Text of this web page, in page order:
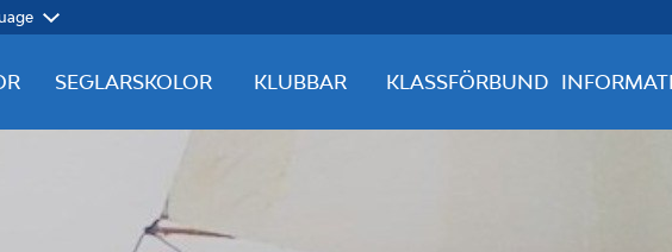
SEGLARSKOLOR KLUBBAR KLASSFÖRBUND